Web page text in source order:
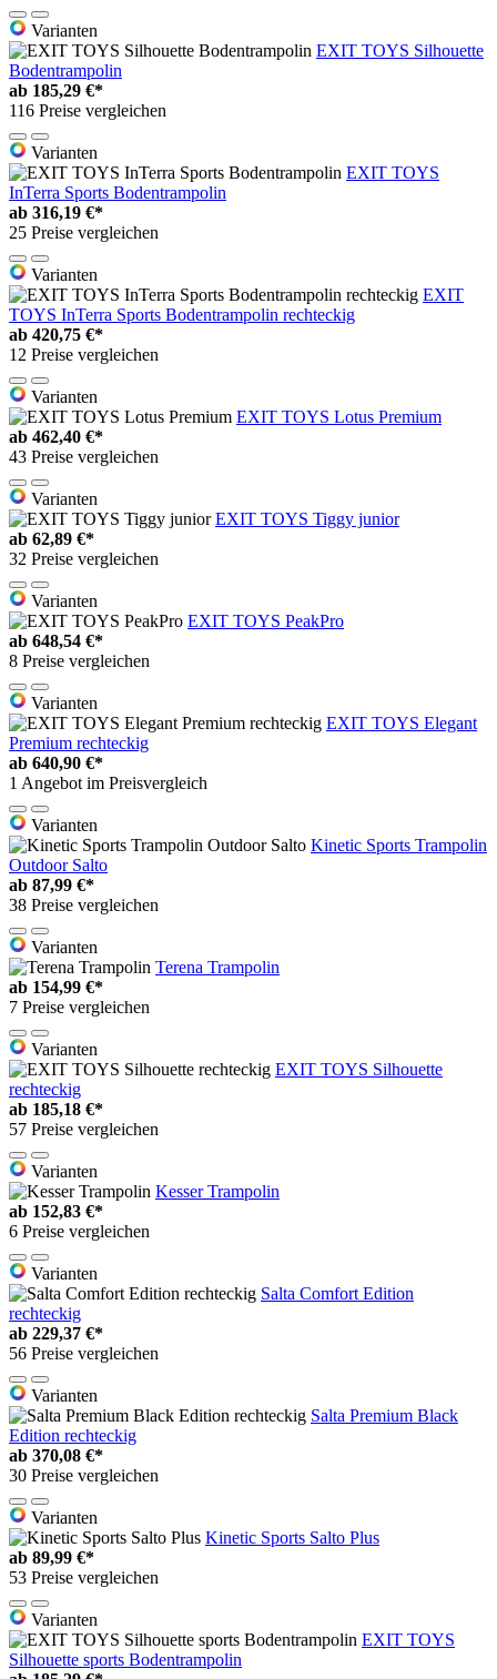
Varianten
EXIT TOYS Silhouette
Bodentrampolin
ab 185,29 €*
116 Preise vergleichen
Varianten
EXIT TOYS
InTerra Sports Bodentrampolin
ab 316,19 €*
25 Preise vergleichen
Varianten
EXIT
TOYS InTerra Sports Bodentrampolin rechteckig
ab 420,75 €*
12 Preise vergleichen
Varianten
EXIT TOYS Lotus Premium
ab 462,40 €*
43 Preise vergleichen
Varianten
EXIT TOYS Tiggy junior
ab 62,89 €*
32 Preise vergleichen
Varianten
EXIT TOYS PeakPro
ab 648,54 €*
8 Preise vergleichen
Varianten
EXIT TOYS Elegant
Premium rechteckig
ab 640,90 €*
1 Angebot im Preisvergleich
Varianten
Kinetic Sports Trampolin
Outdoor Salto
ab 87,99 €*
38 Preise vergleichen
Varianten
Terena Trampolin
ab 154,99 €*
7 Preise vergleichen
Varianten
EXIT TOYS Silhouette
rechteckig
ab 185,18 €*
57 Preise vergleichen
Varianten
Kesser Trampolin
ab 152,83 €*
6 Preise vergleichen
Varianten
Salta Comfort Edition
rechteckig
ab 229,37 €*
56 Preise vergleichen
Varianten
Salta Premium Black
Edition rechteckig
ab 370,08 €*
30 Preise vergleichen
Varianten
Kinetic Sports Salto Plus
ab 89,99 €*
53 Preise vergleichen
Varianten
EXIT TOYS
Silhouette sports Bodentrampolin